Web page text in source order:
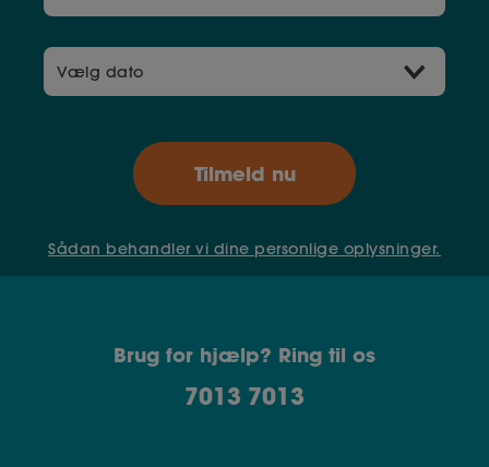
Sådan behandler vi dine personlige oplysninger.
Brug for hjælp? Ring til os
7013 7013